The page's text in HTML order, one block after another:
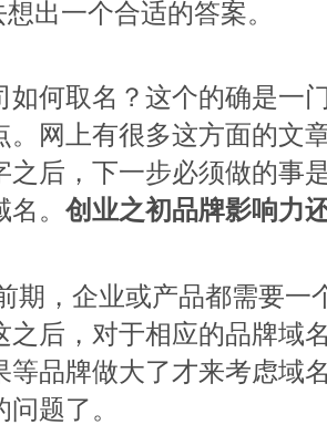
出一个合适的答案。
取名？这个的确是一
。网上有很多这方面的文
之后，下一步必须做的事
。 创业之初品牌影响力
，企业或产品都需要一
之后，对于相应的品牌域
等品牌做大了才来考虑域
题了。